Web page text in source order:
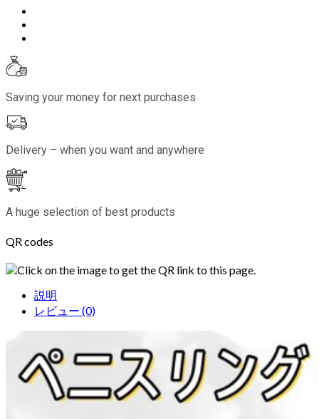
Saving your money for next purchases
Delivery – when you want and anywhere
A huge selection of best products
QR codes
Click on the image to get the QR link to this page.
説明
レビュー (0)